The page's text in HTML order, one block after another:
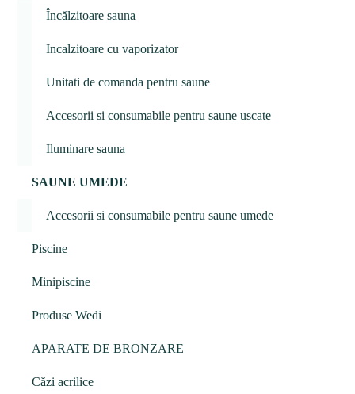
Încălzitoare sauna
Incalzitoare cu vaporizator
Unitati de comanda pentru saune
Accesorii si consumabile pentru saune uscate
Iluminare sauna
SAUNE UMEDE
Accesorii si consumabile pentru saune umede
Piscine
Minipiscine
Produse Wedi
APARATE DE BRONZARE
Căzi acrilice